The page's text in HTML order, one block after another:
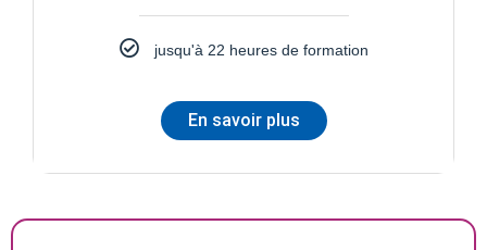
jusqu'à 22 heures de formation
En savoir plus